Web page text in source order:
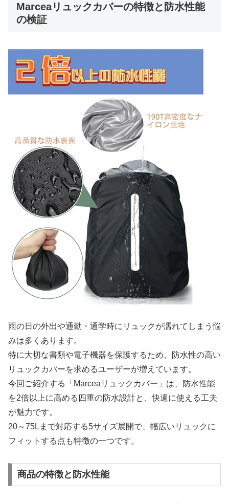
Marceaリュックカバーの特徴と防水性能
の検証
雨の日の外出や通勤・通学時にリュックが濡れてしまう悩
みは多くあります。
特に大切な書類や電子機器を保護するため、防水性の高い
リュックカバーを求めるユーザーが増えています。
今回ご紹介する「Marceaリュックカバー」は、防水性能
を2倍以上に高める四重の防水設計と、快適に使える工夫
が魅力です。
20～75Lまで対応する5サイズ展開で、幅広いリュックに
フィットする点も特徴の一つです。
商品の特徴と防水性能